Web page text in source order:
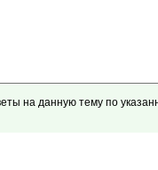
на данную тему по